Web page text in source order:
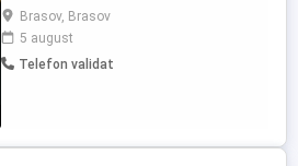
digital..? Contactează-ma pentru o ședință
foto boudoir! Detalii în privat!
Profesionalism și discreție garantată.
Preturi negociabile și avantajoase.
Brasov, Brasov
5 august
Telefon validat